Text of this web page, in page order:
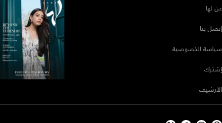
عن لها
إتصل بنا
سياسة الخصوصية
إشترك
الأرشيف